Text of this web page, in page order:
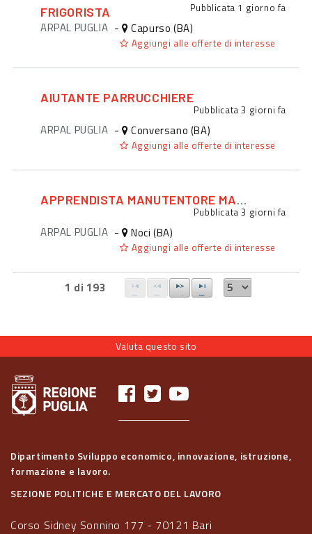
FRIGORISTA Pubblicata 1 giorno fa
ARPAL PUGLIA - Capurso (BA)
Aggiungi alle offerte di interesse
AIUTANTE PARRUCCHIERE
Pubblicata3 giorni fa
ARPAL PUGLIA - Conversano (BA)
Aggiungi alle offerte di interesse
APPRENDISTA MANUTENTORE MACCHINARI
Pubblicata3 giorni fa
ARPAL PUGLIA - Noci (BA)
Aggiungi alle offerte di interesse
1 di 193
Valuta questo sito
Dipartimento Sviluppo economico, innovazione, istruzione,
formazione e lavoro.
SEZIONE POLITICHE E MERCATO DEL LAVORO
Corso Sidney Sonnino 177 - 70121 Bari